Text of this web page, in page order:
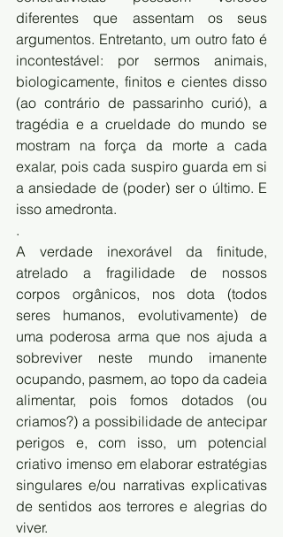
diferentes que assentam os seus
argumentos. Entretanto, um outro fato é
incontestável: por sermos animais,
biologicamente, finitos e cientes disso
(ao contrário de passarinho curió), a
tragédia e a crueldade do mundo se
mostram na força da morte a cada
exalar, pois cada suspiro guarda em si
a ansiedade de (poder) ser o último. E
isso amedronta.
.
A verdade inexorável da finitude,
atrelado a fragilidade de nossos
corpos orgânicos, nos dota (todos
seres humanos, evolutivamente) de
uma poderosa arma que nos ajuda a
sobreviver neste mundo imanente
ocupando, pasmem, ao topo da cadeia
alimentar, pois fomos dotados (ou
criamos?) a possibilidade de antecipar
perigos e, com isso, um potencial
criativo imenso em elaborar estratégias
singulares e/ou narrativas explicativas
de sentidos aos terrores e alegrias do
viver.